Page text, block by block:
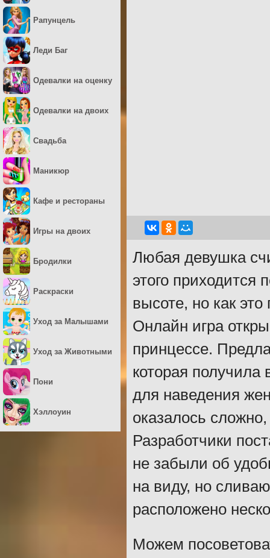
Любая девушка
этого приходится
высоте, но как
Онлайн игра
принцессе.
которая получила
для наведения
оказалось
Разработчики
не забыли об
на виду, но
расположено
Можем
Рапунцель
Леди Баг
Одевалки на оценку
Одевалки на двоих
Свадьба
Маникюр
Кафе и рестораны
Игры на двоих
Бродилки
Раскраски
Уход за Малышами
Уход за Животными
Пони
Хэллоуин